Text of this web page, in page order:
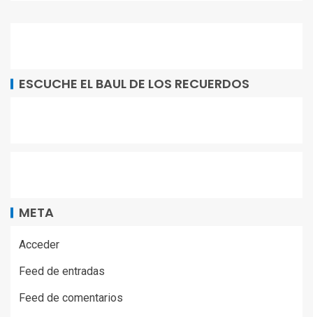
ESCUCHE EL BAUL DE LOS RECUERDOS
META
Acceder
Feed de entradas
Feed de comentarios